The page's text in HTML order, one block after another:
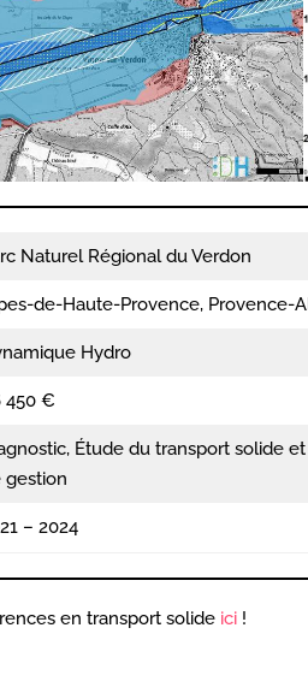
Naturel Régional du Verdon
de-Haute-Provence, Provence-
Hydro
450 €
Étude du transport solide
gestion
– 2024
en transport solide ici !